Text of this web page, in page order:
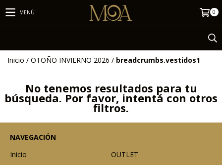
MENÚ 0
Inicio / OTOÑO INVIERNO 2026 / breadcrumbs.vestidos1
No tenemos resultados para tu
búsqueda. Por favor, intentá con otros
filtros.
NAVEGACIÓN
Inicio
OUTLET